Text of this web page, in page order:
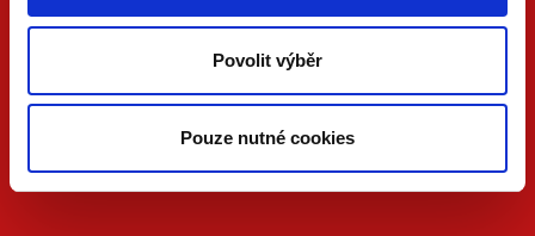
Povolit výběr
Pouze nutné cookies
KONTAKTUJTE NÁS
facebook.com/beck.cz